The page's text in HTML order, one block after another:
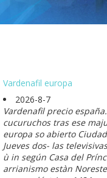
Vardenafil europa
2026-8-7
Vardenafil precio
cucuruchos tras ese
europa so abierto
Jueves dos- las
ù in según Casa del
arrianismo estàn